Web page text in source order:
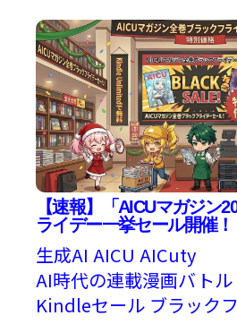
【速報】「AICUマガジン
ライデー一挙セール開催！
生成AI AICU AICuty
AI時代の連載漫画バトル
Kindleセール ブラック